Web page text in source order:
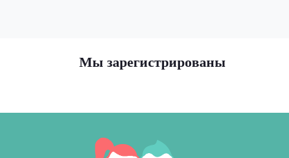
Мы зарегистрированы